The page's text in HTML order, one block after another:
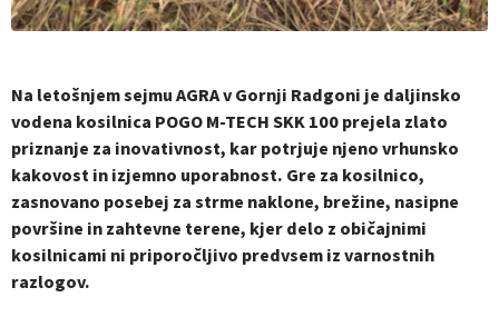
Na letošnjem sejmu AGRA v Gornji Radgoni je daljinsko
vodena kosilnica POGO M-TECH SKK 100 prejela zlato
priznanje za inovativnost, kar potrjuje njeno vrhunsko
kakovost in izjemno uporabnost. Gre za kosilnico,
zasnovano posebej za strme naklone, brežine, nasipne
površine in zahtevne terene, kjer delo z običajnimi
kosilnicami ni priporočljivo predvsem iz varnostnih
razlogov.